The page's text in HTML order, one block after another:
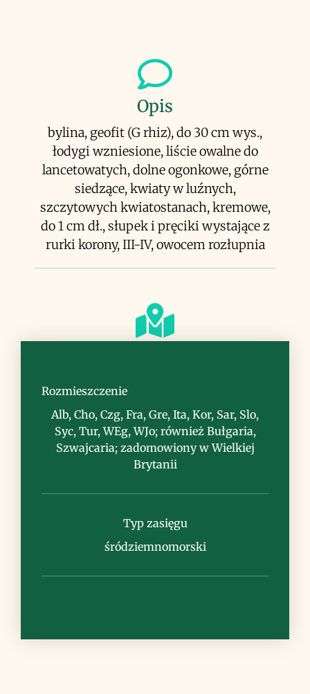
Opis
bylina, geofit (G rhiz), do 30 cm wys.,
łodygi wzniesione, liście owalne do
lancetowatych, dolne ogonkowe, górne
siedzące, kwiaty w luźnych,
szczytowych kwiatostanach, kremowe,
do 1 cm dł., słupek i pręciki wystające z
rurki korony, III-IV, owocem rozłupnia
Rozmieszczenie
Alb, Cho, Czg, Fra, Gre, Ita, Kor, Sar, Slo,
Syc, Tur, WEg, WJo; również Bułgaria,
Szwajcaria; zadomowiony w Wielkiej
Brytanii
Typ zasięgu
śródziemnomorski